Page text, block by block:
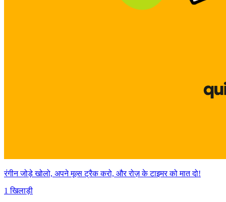
रंगीन जोड़े खोलो, अपने मूव्स ट्रैक करो, और रोज़ के टाइमर को मात दो!
1 खिलाड़ी